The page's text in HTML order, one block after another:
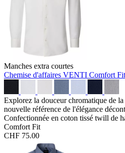
Manches extra courtes
Chemise d'affaires VENTI Comfort Fit
Explorez la douceur chromatique de
nouvelle référence de l'élégance
Confectionnée en coton tissé twill de
Comfort Fit
CHF 75.00